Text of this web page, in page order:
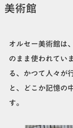
美術館
オルセー美術館は
のまま使われてい
る、かつて人々が
と、どこか記憶の
す。